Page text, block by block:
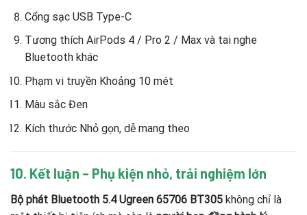
Cổng sạc USB Type-C
Tương thích AirPods 4 / Pro 2 / Max và tai nghe
Bluetooth khác
Phạm vi truyền Khoảng 10 mét
Màu sắc Đen
Kích thước Nhỏ gọn, dễ mang theo
10. Kết luận – Phụ kiện nhỏ, trải nghiệm lớn
Bộ phát Bluetooth 5.4 Ugreen 65706 BT305 không chỉ là